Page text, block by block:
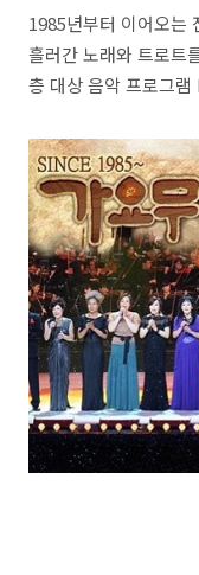
1985년부터 이어오는
흘러간 노래와 트로트
층 대상 음악 프로그